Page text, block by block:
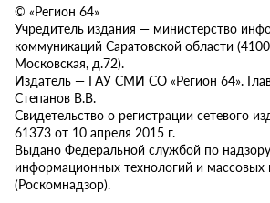
© «Регион 64»
Учредитель издания — министерство
коммуникаций Саратовской области
Московская, д.72).
Издатель — ГАУ СМИ СО «Регион 64».
Степанов В.В.
Свидетельство о регистрации сетевого
61373 от 10 апреля 2015 г.
Выдано Федеральной службой по
информационных технологий и массовых
(Роскомнадзор).